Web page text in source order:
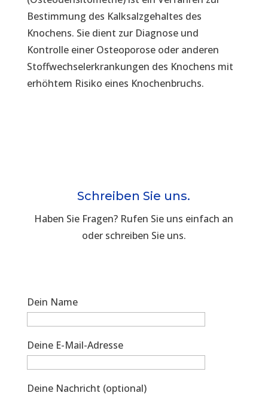
Bestimmung des Kalksalzgehaltes des
Knochens. Sie dient zur Diagnose und
Kontrolle einer Osteoporose oder anderen
Stoffwechselerkrankungen des Knochens mit
erhöhtem Risiko eines Knochenbruchs.
Schreiben Sie uns.
Haben Sie Fragen? Rufen Sie uns einfach an
oder schreiben Sie uns.
Dein Name
Deine E-Mail-Adresse
Deine Nachricht (optional)